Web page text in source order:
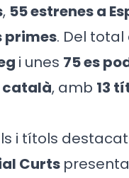
, 55 estrenes a
primes. Del
i unes 75 es
, amb 13
i títols
Curts